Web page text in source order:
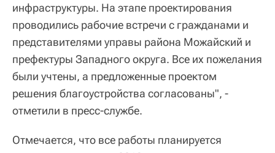
инфраструктуры. На этапе проектирования
проводились рабочие встречи с гражданами и
представителями управы района Можайский и
префектуры Западного округа. Все их пожелания
были учтены, а предложенные проектом
решения благоустройства согласованы", -
отметили в пресс-службе.
Отмечается, что все работы планируется